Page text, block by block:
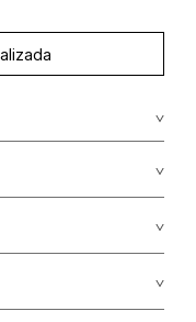
en remojo / no
Card y American